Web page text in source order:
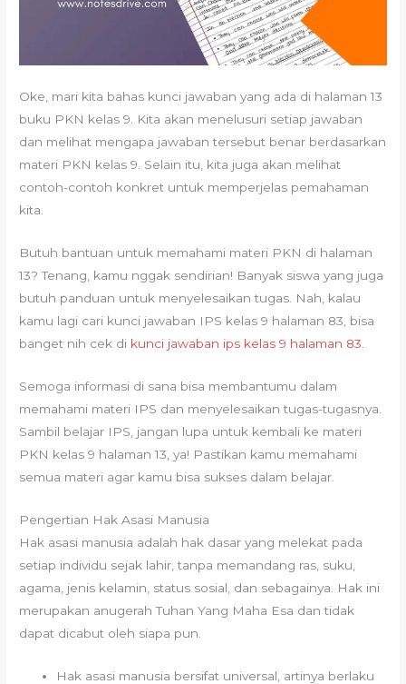
Oke, mari kita bahas kunci jawaban yang ada di halaman 13
buku PKN kelas 9. Kita akan menelusuri setiap jawaban
dan melihat mengapa jawaban tersebut benar berdasarkan
materi PKN kelas 9. Selain itu, kita juga akan melihat
contoh-contoh konkret untuk memperjelas pemahaman
kita.
Butuh bantuan untuk memahami materi PKN di halaman
13? Tenang, kamu nggak sendirian! Banyak siswa yang juga
butuh panduan untuk menyelesaikan tugas. Nah, kalau
kamu lagi cari kunci jawaban IPS kelas 9 halaman 83, bisa
banget nih cek di kunci jawaban ips kelas 9 halaman 83
Semoga informasi di sana bisa membantumu dalam
memahami materi IPS dan menyelesaikan tugas-tugasnya.
Sambil belajar IPS, jangan lupa untuk kembali ke materi
PKN kelas 9 halaman 13, ya! Pastikan kamu memahami
semua materi agar kamu bisa sukses dalam belajar.
Pengertian Hak Asasi Manusia
Hak asasi manusia adalah hak dasar yang melekat pada
setiap individu sejak lahir, tanpa memandang ras, suku,
agama, jenis kelamin, status sosial, dan sebagainya. Hak ini
merupakan anugerah Tuhan Yang Maha Esa dan tidak
dapat dicabut oleh siapa pun.
Hak asasi manusia bersifat universal, artinya berlaku